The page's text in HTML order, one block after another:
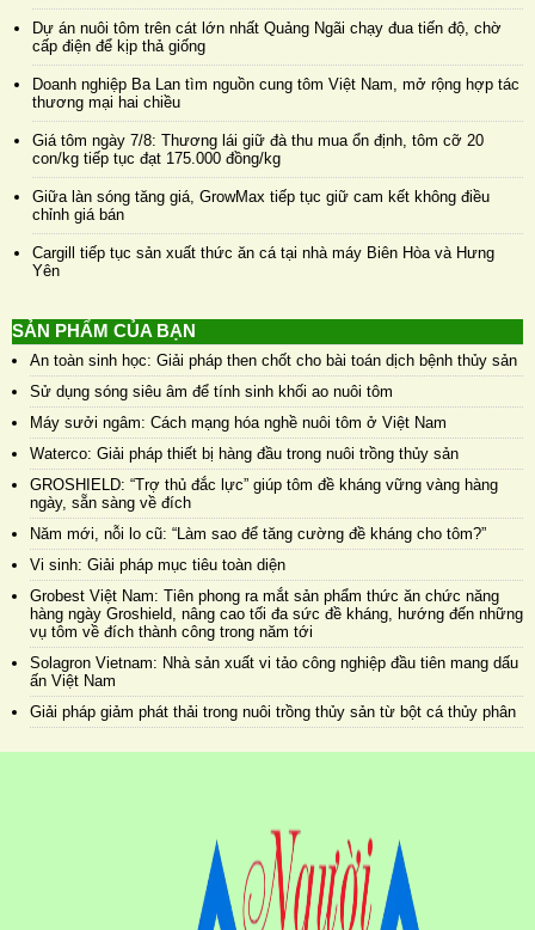
Dự án nuôi tôm trên cát lớn nhất Quảng Ngãi chạy đua tiến độ, chờ
cấp điện để kịp thả giống
Doanh nghiệp Ba Lan tìm nguồn cung tôm Việt Nam, mở rộng hợp tác
thương mại hai chiều
Giá tôm ngày 7/8: Thương lái giữ đà thu mua ổn định, tôm cỡ 20
con/kg tiếp tục đạt 175.000 đồng/kg
Giữa làn sóng tăng giá, GrowMax tiếp tục giữ cam kết không điều
chỉnh giá bán
Cargill tiếp tục sản xuất thức ăn cá tại nhà máy Biên Hòa và Hưng
Yên
SẢN PHẨM CỦA BẠN
An toàn sinh học: Giải pháp then chốt cho bài toán dịch bệnh thủy sản
Sử dụng sóng siêu âm để tính sinh khối ao nuôi tôm
Máy sưởi ngâm: Cách mạng hóa nghề nuôi tôm ở Việt Nam
Waterco: Giải pháp thiết bị hàng đầu trong nuôi trồng thủy sản
GROSHIELD: “Trợ thủ đắc lực” giúp tôm đề kháng vững vàng hàng
ngày, sẵn sàng về đích
Năm mới, nỗi lo cũ: “Làm sao để tăng cường đề kháng cho tôm?”
Vi sinh: Giải pháp mục tiêu toàn diện
Grobest Việt Nam: Tiên phong ra mắt sản phẩm thức ăn chức năng
hàng ngày Groshield, nâng cao tối đa sức đề kháng, hướng đến những
vụ tôm về đích thành công trong năm tới
Solagron Vietnam: Nhà sản xuất vi tảo công nghiệp đầu tiên mang dấu
ấn Việt Nam
Giải pháp giảm phát thải trong nuôi trồng thủy sản từ bột cá thủy phân